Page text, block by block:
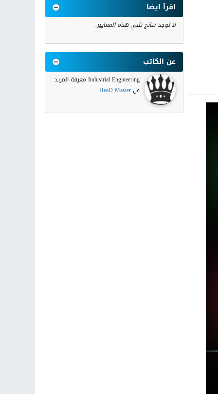
اقرآ ايضا
لا توجد نتائج تلبي هذه المعايير.
عن الكاتب
Industrial Engineering معرفة المزيد
عنHeaD Master